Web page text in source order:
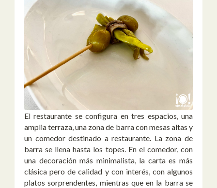
El restaurante se configura en tres espacios, una
amplia terraza, una zona de barra con mesas altas y
un comedor destinado a restaurante. La zona de
barra se llena hasta los topes. En el comedor, con
una decoración más minimalista, la carta es más
clásica pero de calidad y con interés, con algunos
platos sorprendentes, mientras que en la barra se